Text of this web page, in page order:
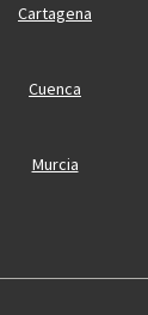
Cartagena
Cuenca
Murcia